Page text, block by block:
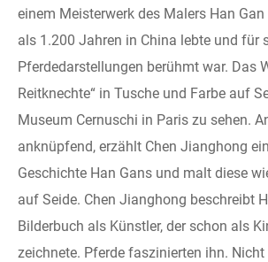
einem Meisterwerk des Malers Han
als 1.200 Jahren in China lebte und für
Pferdedarstellungen berühmt war. Das
Reitknechte“ in Tusche und Farbe auf
Museum Cernuschi in Paris zu sehen.
anknüpfend, erzählt Chen Jianghong
Geschichte Han Gans und malt diese
auf Seide. Chen Jianghong beschreibt
Bilderbuch als Künstler, der schon als
zeichnete. Pferde faszinierten ihn. Nicht